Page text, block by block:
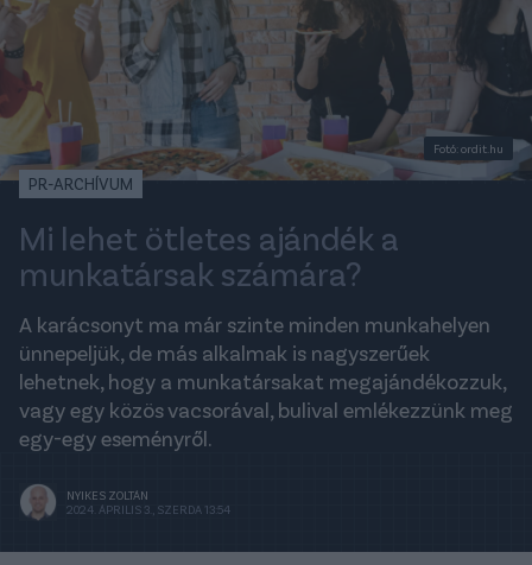
Fotó: ordit.hu
PR-ARCHÍVUM
Mi lehet ötletes ajándék a
munkatársak számára?
A karácsonyt ma már szinte minden munkahelyen
ünnepeljük, de más alkalmak is nagyszerűek
lehetnek, hogy a munkatársakat megajándékozzuk,
vagy egy közös vacsorával, bulival emlékezzünk meg
egy-egy eseményről.
NYIKES ZOLTÁN
2024. ÁPRILIS 3., SZERDA 13:54